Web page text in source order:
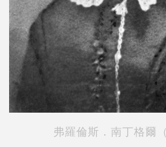
弗羅倫斯．南丁格爾